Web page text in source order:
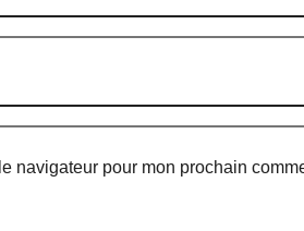
navigateur pour mon prochain